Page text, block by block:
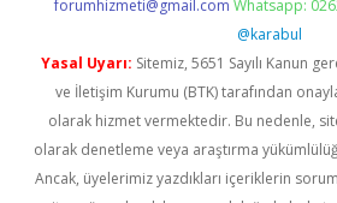
forumhizmeti@gmail.com Whatsapp:
@karabul
Yasal Uyarı: Sitemiz, 5651 Sayılı Kanun
ve İletişim Kurumu (BTK) tarafından
olarak hizmet vermektedir. Bu nedenle,
olarak denetleme veya araştırma
Ancak, üyelerimiz yazdıkları içeriklerin